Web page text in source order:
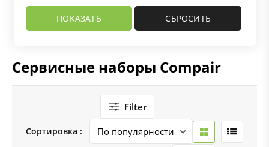
Сервисные наборы Compair
Filter
Сортировка :